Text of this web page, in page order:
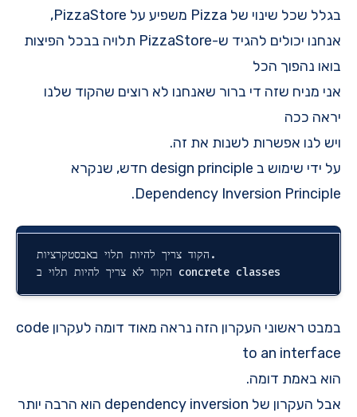
בגלל שכל שינוי של Pizza משפיע על PizzaStore,
אנחנו יכולים להגיד ש-PizzaStore תלויה בבכל הפיצות
בואו נהפוך הכל
אני מניח שזה די ברור שאנחנו לא רוצים שהקוד שלנו
יראה ככה
ויש לנו אפשרות לשנות את זה.
על ידי שימוש ב design principle חדש, שנקרא
Dependency Inversion Principle.
הקוד צריך להיות תלוי באבסטקרציות.
במבט ראשוני העקרון הזה נראה מאוד דומה לעקרון code
to an interface
הוא באמת דומה.
אבל העקרון של dependency inversion הוא הרבה יותר